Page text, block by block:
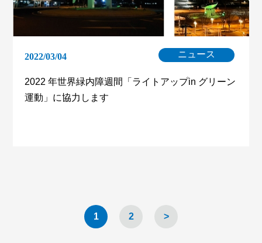
2022/03/04 ニュース
2022 年世界緑内障週間「ライトアップin グリーン
運動」に協力します
1 2 >